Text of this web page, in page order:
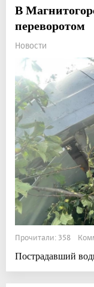
В
переворотом
Новости
Прочитали: 358
Пострадавший